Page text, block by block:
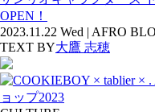
OPEN！
2023.11.22 Wed | AFRO
TEXT BY大鷹 志穂